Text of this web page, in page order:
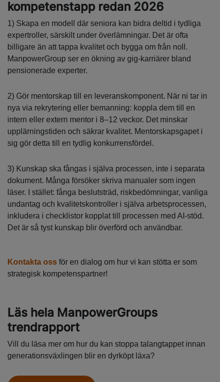
kompetenstapp redan 2026
1) Skapa en modell där seniora kan bidra deltid i tydliga
expertroller, särskilt under överlämningar. Det är ofta
billigare än att tappa kvalitet och bygga om från noll.
ManpowerGroup ser en ökning av gig-karriärer bland
pensionerade experter.
2) Gör mentorskap till en leveranskomponent. När ni tar in
nya via rekrytering eller bemanning: koppla dem till en
intern eller extern mentor i 8–12 veckor. Det minskar
upplärningstiden och säkrar kvalitet. Mentorskapsgapet i
sig gör detta till en tydlig konkurrensfördel.
3) Kunskap ska fångas i själva processen, inte i separata
dokument. Många försöker skriva manualer som ingen
läser. I stället: fånga beslutsträd, riskbedömningar, vanliga
undantag och kvalitetskontroller i själva arbetsprocessen,
inkludera i checklistor kopplat till processen med AI-stöd.
Det är så tyst kunskap blir överförd och användbar.
Kontakta oss för en dialog om hur vi kan stötta er som
strategisk kompetenspartner!
Läs hela ManpowerGroups
trendrapport
Vill du läsa mer om hur du kan stoppa talangtappet innan
generationsväxlingen blir en dyrköpt läxa?